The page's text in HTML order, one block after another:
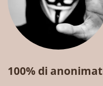
100% di